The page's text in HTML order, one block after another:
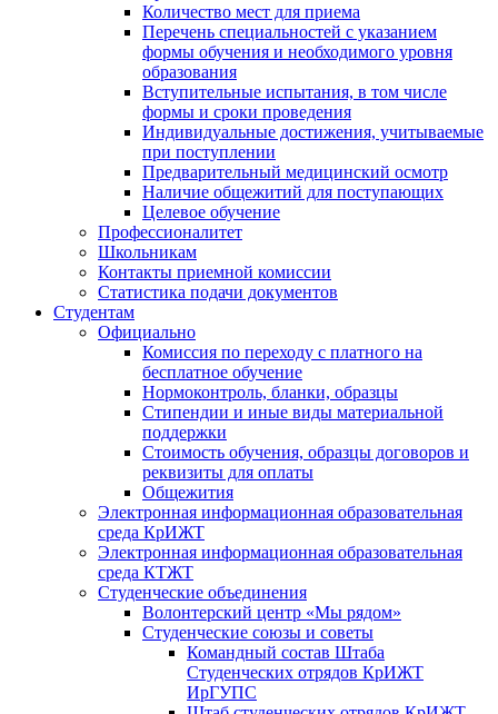
Количество мест для приема
Перечень специальностей с указанием
формы обучения и необходимого уровня
образования
Вступительные испытания, в том числе
формы и сроки проведения
Индивидуальные достижения, учитываемые
при поступлении
Предварительный медицинский осмотр
Наличие общежитий для поступающих
Целевое обучение
Профессионалитет
Школьникам
Контакты приемной комиссии
Статистика подачи документов
Студентам
Официально
Комиссия по переходу с платного на
бесплатное обучение
Нормоконтроль, бланки, образцы
Стипендии и иные виды материальной
поддержки
Стоимость обучения, образцы договоров и
реквизиты для оплаты
Общежития
Электронная информационная образовательная
среда КрИЖТ
Электронная информационная образовательная
среда КТЖТ
Студенческие объединения
Волонтерский центр «Мы рядом»
Студенческие союзы и советы
Командный состав Штаба
Студенческих отрядов КрИЖТ
ИрГУПС